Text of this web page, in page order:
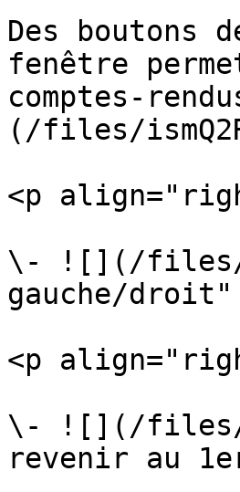
Des boutons
fenêtre
comptes-
(/files/
<p
\- ![](/files/
gauche/droit"
<p
\- ![](/files/
revenir au